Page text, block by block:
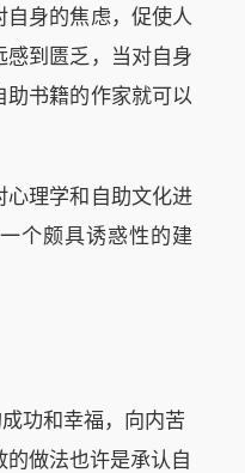
身的焦虑，促使人
到匮乏，当对自身
书籍的作家就可以
理学和自助文化进
个颇具诱惑性的建
功和幸福，向内苦
做法也许是承认自